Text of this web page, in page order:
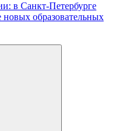
в Санкт-Петербурге
новых образовательных